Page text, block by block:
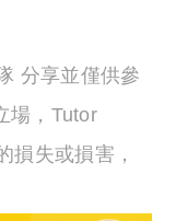
分享並僅供參
場，Tutor
損失或損害，